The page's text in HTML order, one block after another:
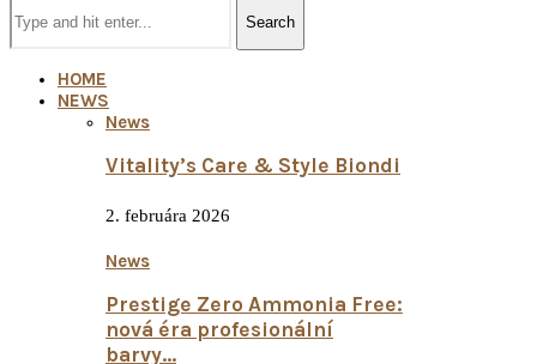
Search
HOME
NEWS
News
Vitality’s Care & Style Biondi
2. februára 2026
News
Prestige Zero Ammonia Free:
nová éra profesionální
barvy...